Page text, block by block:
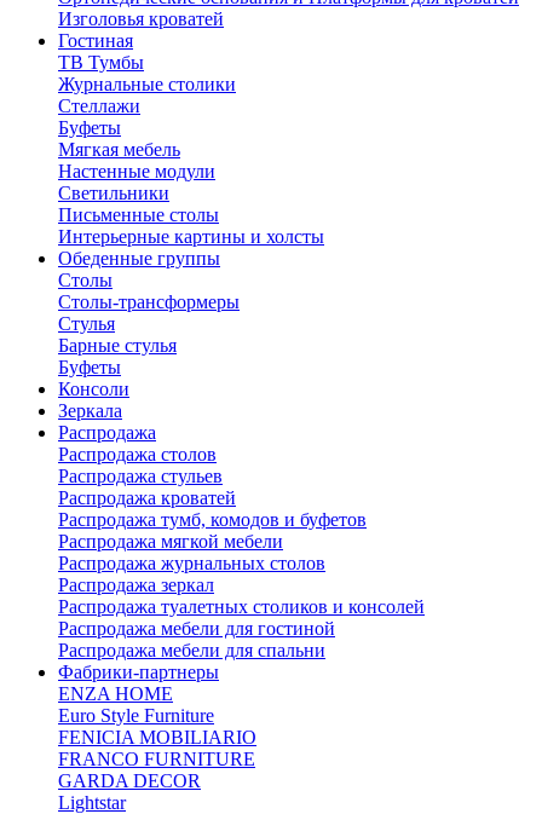
Изголовья кроватей
Гостиная
ТВ Тумбы
Журнальные столики
Стеллажи
Буфеты
Мягкая мебель
Настенные модули
Светильники
Письменные столы
Интерьерные картины и холсты
Обеденные группы
Столы
Столы-трансформеры
Стулья
Барные стулья
Буфеты
Консоли
Зеркала
Распродажа
Распродажа столов
Распродажа стульев
Распродажа кроватей
Распродажа тумб, комодов и буфетов
Распродажа мягкой мебели
Распродажа журнальных столов
Распродажа зеркал
Распродажа туалетных столиков и консолей
Распродажа мебели для гостиной
Распродажа мебели для спальни
Фабрики-партнеры
ENZA HOME
Euro Style Furniture
FENICIA MOBILIARIO
FRANCO FURNITURE
GARDA DECOR
Lightstar